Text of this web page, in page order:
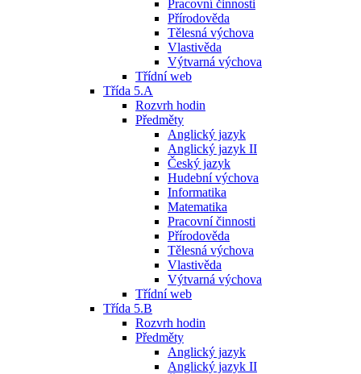
Pracovní činnosti
Přírodověda
Tělesná výchova
Vlastivěda
Výtvarná výchova
Třídní web
Třída 5.A
Rozvrh hodin
Předměty
Anglický jazyk
Anglický jazyk II
Český jazyk
Hudební výchova
Informatika
Matematika
Pracovní činnosti
Přírodověda
Tělesná výchova
Vlastivěda
Výtvarná výchova
Třídní web
Třída 5.B
Rozvrh hodin
Předměty
Anglický jazyk
Anglický jazyk II